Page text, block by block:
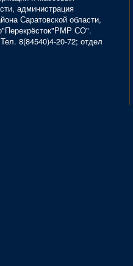
администрация
Саратовской области,
СО".
8(84540)4-20-72; отдел